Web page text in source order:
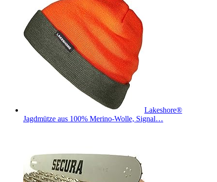
Lakeshore®
Jagdmütze aus 100% Merino-Wolle, Signal…